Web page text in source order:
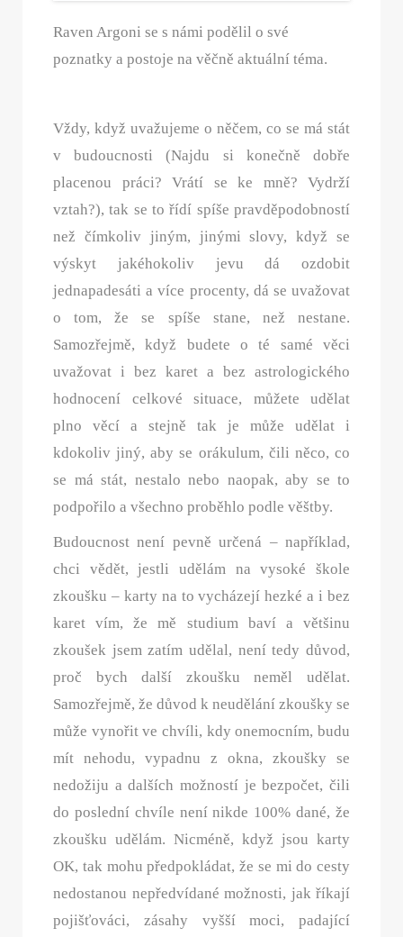
Raven Argoni se s námi podělil o své
poznatky a postoje na věčně aktuální téma.
Vždy, když uvažujeme o něčem, co se má stát
v budoucnosti (Najdu si konečně dobře
placenou práci? Vrátí se ke mně? Vydrží
vztah?), tak se to řídí spíše pravděpodobností
než čímkoliv jiným, jinými slovy, když se
výskyt jakéhokoliv jevu dá ozdobit
jednapadesáti a více procenty, dá se uvažovat
o tom, že se spíše stane, než nestane.
Samozřejmě, když budete o té samé věci
uvažovat i bez karet a bez astrologického
hodnocení celkové situace, můžete udělat
plno věcí a stejně tak je může udělat i
kdokoliv jiný, aby se orákulum, čili něco, co
se má stát, nestalo nebo naopak, aby se to
podpořilo a všechno proběhlo podle věštby.
Budoucnost není pevně určená – například,
chci vědět, jestli udělám na vysoké škole
zkoušku – karty na to vycházejí hezké a i bez
karet vím, že mě studium baví a většinu
zkoušek jsem zatím udělal, není tedy důvod,
proč bych další zkoušku neměl udělat.
Samozřejmě, že důvod k neudělání zkoušky se
může vynořit ve chvíli, kdy onemocním, budu
mít nehodu, vypadnu z okna, zkoušky se
nedožiju a dalších možností je bezpočet, čili
do poslední chvíle není nikde 100% dané, že
zkoušku udělám. Nicméně, když jsou karty
OK, tak mohu předpokládat, že se mi do cesty
nedostanou nepředvídané možnosti, jak říkají
pojišťováci, zásahy vyšší moci, padající